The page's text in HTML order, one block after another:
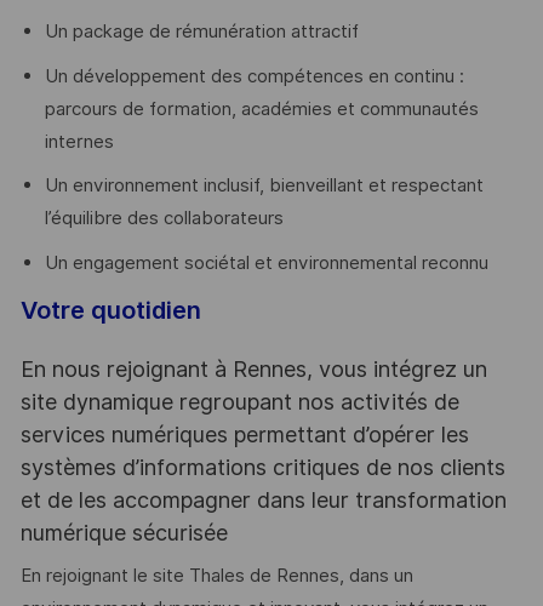
Un package de rémunération attractif
Un développement des compétences en continu :
parcours de formation, académies et communautés
internes
Un environnement inclusif, bienveillant et respectant
l’équilibre des collaborateurs
Un engagement sociétal et environnemental reconnu
Votre quotidien
En nous rejoignant à Rennes, vous intégrez un
site dynamique regroupant nos activités de
services numériques permettant d’opérer les
systèmes d’informations critiques de nos clients
et de les accompagner dans leur transformation
numérique sécurisée
En rejoignant le site Thales de Rennes, dans un